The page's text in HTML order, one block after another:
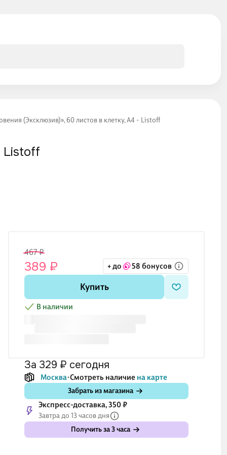
(Эксклюзив)», 60 листов в клетку, А4 - Listoff
Listoff
467 ₽
389 ₽ + до 58 бонусов
Купить
В наличии
за 329 ₽ сегодня
Москва Смотреть наличие на карте
Забрать из магазина
Экспресс-доставка, 350 ₽
Завтра до 13 часов дня
Получить за 3 часа